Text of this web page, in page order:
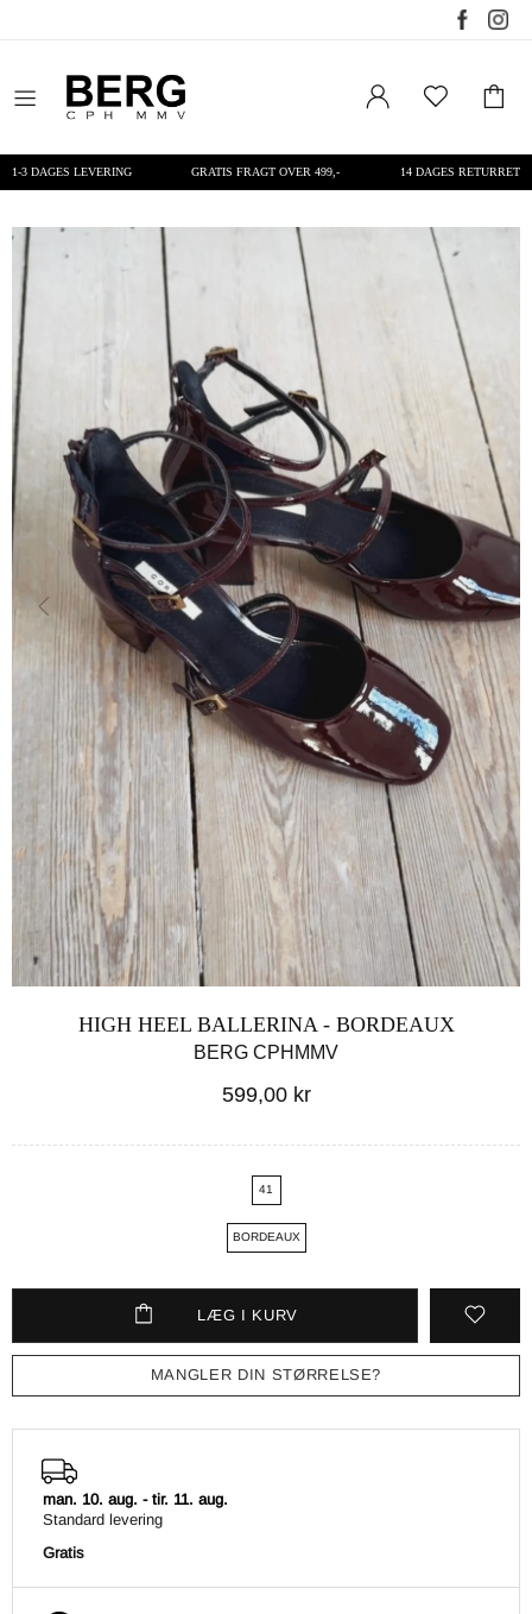
1-3 DAGES LEVERING GRATIS FRAGT OVER 499,- 14 DAGES RETURRET
HIGH HEEL BALLERINA - BORDEAUX
BERG CPHMMV
599,00 kr
41
BORDEAUX
LÆG I KURV
MANGLER DIN STØRRELSE?
man. 10. aug. - tir. 11. aug.
Standard levering
Gratis